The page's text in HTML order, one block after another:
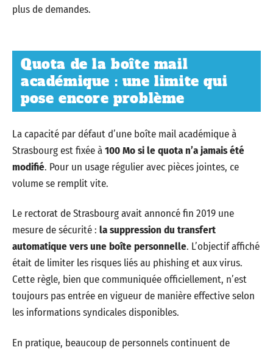
plus de demandes.
Quota de la boîte mail
académique : une limite qui
pose encore problème
La capacité par défaut d’une boîte mail académique à
Strasbourg est fixée à100 Mo si le quota n’a jamais été
modifié. Pour un usage régulier avec pièces jointes, ce
volume se remplit vite.
Le rectorat de Strasbourg avait annoncé fin 2019 une
mesure de sécurité : la suppression du transfert
automatique vers une boîte personnelle. L’objectif affiché
était de limiter les risques liés au phishing et aux virus.
Cette règle, bien que communiquée officiellement, n’est
toujours pas entrée en vigueur de manière effective selon
les informations syndicales disponibles.
En pratique, beaucoup de personnels continuent de